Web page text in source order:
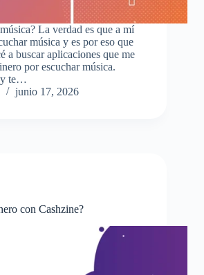
La verdad es que a mí
música y es por eso que
a buscar aplicaciones que me
por escuchar música.
te…
junio 17, 2026
con Cashzine?